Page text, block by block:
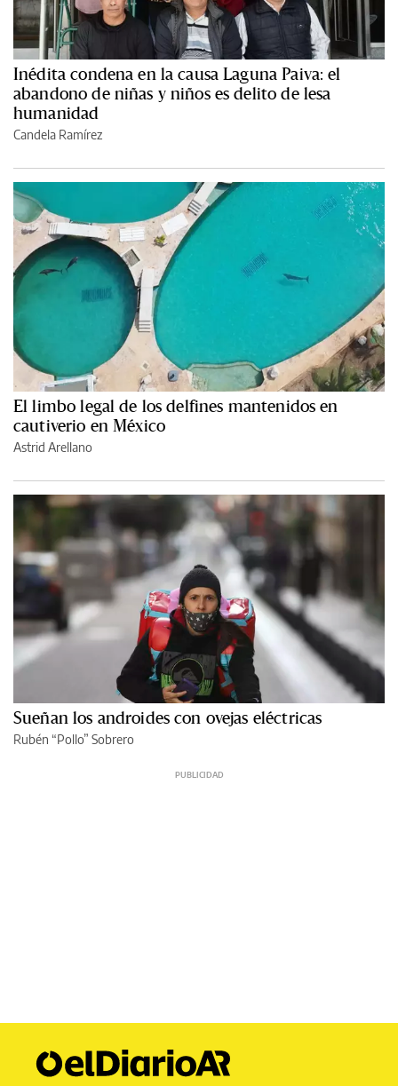
Inédita condena en la causa Laguna Paiva: el
abandono de niñas y niños es delito de lesa
humanidad
Candela Ramírez
El limbo legal de los delfines mantenidos en
cautiverio en México
Astrid Arellano
Sueñan los androides con ovejas eléctricas
Rubén “Pollo” Sobrero